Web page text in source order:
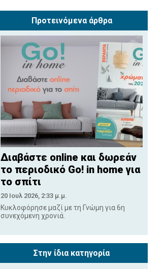
Προτεινόμενα άρθρα
Διαβάστε online και δωρεάν
το περιοδικό Go! in home για
το σπίτι
20 Ιουλ 2026, 2:33 μ.μ.
Κυκλοφόρησε μαζί με τη Γνώμη για 6η
συνεχόμενη χρονιά.
Στην ίδια κατηγορία